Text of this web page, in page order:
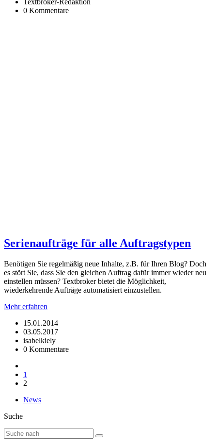
0 Kommentare
Serienaufträge für alle Auftragstypen
Benötigen Sie regelmäßig neue Inhalte, z.B. für Ihren Blog? Doch
es stört Sie, dass Sie den gleichen Auftrag dafür immer wieder neu
einstellen müssen? Textbroker bietet die Möglichkeit,
wiederkehrende Aufträge automatisiert einzustellen.
Mehr erfahren
15.01.2014
03.05.2017
isabelkiely
0 Kommentare
1
2
News
Suche